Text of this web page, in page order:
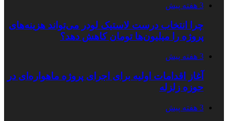
3 هفته پیش
چرا انتخاب درست لاستیک لودر می‌تواند هزینه‌های
پروژه را میلیون‌ها تومان کاهش دهد؟
3 هفته پیش
آغاز اقدامات اولیه برای اجرای پروژه ماهواره‌ای در
حوزه زلزله
3 هفته پیش